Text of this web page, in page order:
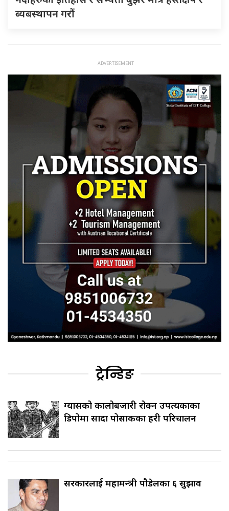
ब्यबस्थापन गराैं
ट्रेन्डिङ
ग्यासको कालोबजारी रोक्न उपत्यकाका
डिपोमा सादा पोसाकका प्रहरी परिचालन
सरकारलाई महामन्त्री पौडेलका ६ सुझाव